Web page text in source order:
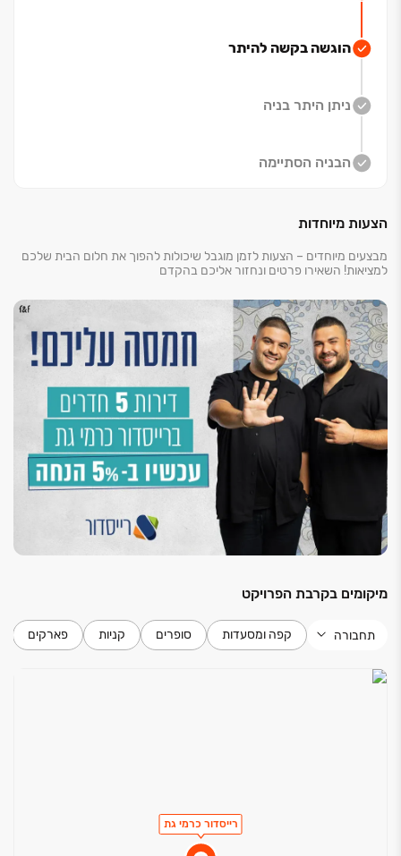
את החלום בפרויקט רייסדור כרמי גת צפון.
*הדמיה להמחשה בלבד. בכפוף לתנאי החברה. ט.ל.ח
הוגשה בקשה להיתר
ניתן היתר בניה
הבניה הסתיימה
הצעות מיוחדות
מבצעים מיוחדים – הצעות לזמן מוגבל שיכולות להפוך את חלום הבית שלכם
למציאות! השאירו פרטים ונחזור אליכם בהקדם
מיקומים בקרבת הפרויקט
תחבורה קפה ומסעדות סופרים קניות פארקים
רייסדור כרמי גת